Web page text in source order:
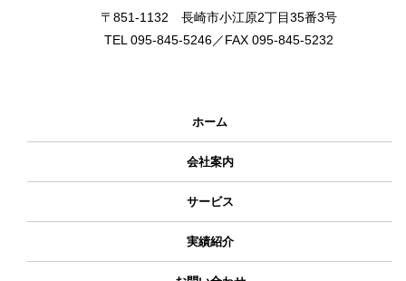
〒851-1132 長崎市小江原2丁目35番3号
TEL 095-845-5246／FAX 095-845-5232
ホーム
会社案内
サービス
実績紹介